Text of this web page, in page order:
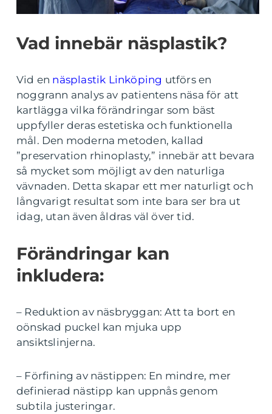
Vad innebär näsplastik?
Vid en näsplastik Linköping utförs en
noggrann analys av patientens näsa för att
kartlägga vilka förändringar som bäst
uppfyller deras estetiska och funktionella
mål. Den moderna metoden, kallad
”preservation rhinoplasty,” innebär att bevara
så mycket som möjligt av den naturliga
vävnaden. Detta skapar ett mer naturligt och
långvarigt resultat som inte bara ser bra ut
idag, utan även åldras väl över tid.
Förändringar kan
inkludera:
– Reduktion av näsbryggan: Att ta bort en
oönskad puckel kan mjuka upp
ansiktslinjerna.
– Förfining av nästippen: En mindre, mer
definierad nästipp kan uppnås genom
subtila justeringar.